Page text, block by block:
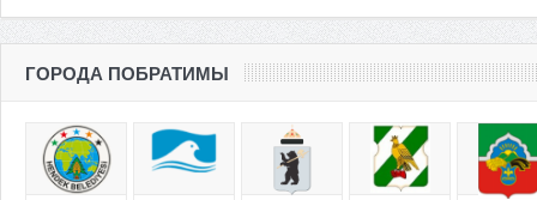
ГОРОДА ПОБРАТИМЫ